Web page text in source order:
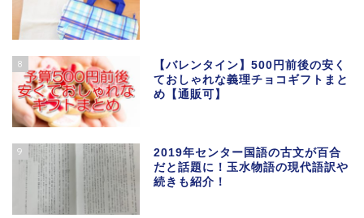
8
【バレンタイン】500円前後の安く
ておしゃれな義理チョコギフトまと
め【通販可】
9
2019年センター国語の古文が百合
だと話題に！玉水物語の現代語訳や
続きも紹介！